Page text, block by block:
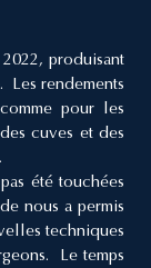
produisant
Les rendements
pour les
cuves et des
été touchées
nous a permis
techniques
Le temps